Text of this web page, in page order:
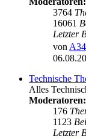
3764
16061
Letzter
von
Technische
Alles
Moderatoren:
176
1123
Letzter